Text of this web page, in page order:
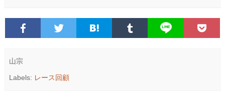
山宗
Labels: レース回顧